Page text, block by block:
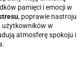
pamięci i emocji w
, poprawie nastroju
użytkowników w
atmosferę spokoju i